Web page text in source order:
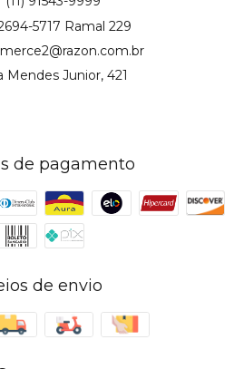
5717 Ramal 229
Mendes Junior, 421
de pagamento
de envio